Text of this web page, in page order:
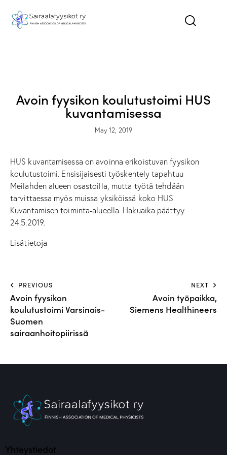
Avoin fyysikon koulutustoimi HUS
kuvantamisessa
May 12, 2019
HUS kuvantamisessa on avoinna erikoistuvan fyysikon
koulutustoimi. Ensisijaisesti työskentely tapahtuu
Meilahden alueen osastoilla, mutta työtä tehdään
tarvittaessa myös muissa yksiköissä koko HUS
Kuvantamisen toiminta-alueella. Hakuaika päättyy
24.5.2019.
Lisätietoja
PREVIOUS
Avoin fyysikon
koulutustoimi Varsinais-
Suomen
sairaanhoitopiirissä
NEXT
Avoin työpaikka,
Siemens Healthineers
Yhteystiedot